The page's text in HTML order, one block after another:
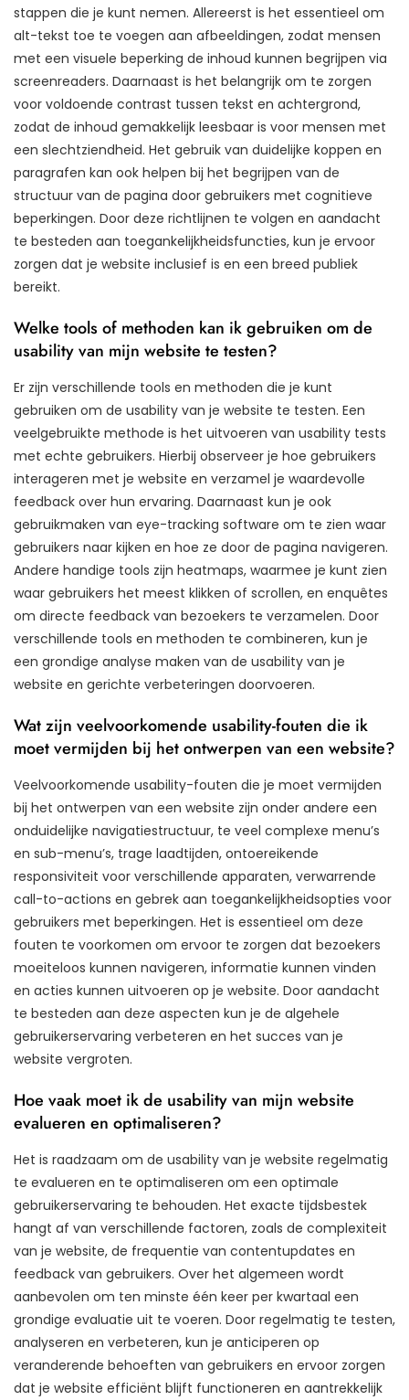
stappen die je kunt nemen. Allereerst is het essentieel om
alt-tekst toe te voegen aan afbeeldingen, zodat mensen
met een visuele beperking de inhoud kunnen begrijpen via
screenreaders. Daarnaast is het belangrijk om te zorgen
voor voldoende contrast tussen tekst en achtergrond,
zodat de inhoud gemakkelijk leesbaar is voor mensen met
een slechtziendheid. Het gebruik van duidelijke koppen en
paragrafen kan ook helpen bij het begrijpen van de
structuur van de pagina door gebruikers met cognitieve
beperkingen. Door deze richtlijnen te volgen en aandacht
te besteden aan toegankelijkheidsfuncties, kun je ervoor
zorgen dat je website inclusief is en een breed publiek
bereikt.
Welke tools of methoden kan ik gebruiken om de
usability van mijn website te testen?
Er zijn verschillende tools en methoden die je kunt
gebruiken om de usability van je website te testen. Een
veelgebruikte methode is het uitvoeren van usability tests
met echte gebruikers. Hierbij observeer je hoe gebruikers
interageren met je website en verzamel je waardevolle
feedback over hun ervaring. Daarnaast kun je ook
gebruikmaken van eye-tracking software om te zien waar
gebruikers naar kijken en hoe ze door de pagina navigeren.
Andere handige tools zijn heatmaps, waarmee je kunt zien
waar gebruikers het meest klikken of scrollen, en enquêtes
om directe feedback van bezoekers te verzamelen. Door
verschillende tools en methoden te combineren, kun je
een grondige analyse maken van de usability van je
website en gerichte verbeteringen doorvoeren.
Wat zijn veelvoorkomende usability-fouten die ik
moet vermijden bij het ontwerpen van een website?
Veelvoorkomende usability-fouten die je moet vermijden
bij het ontwerpen van een website zijn onder andere een
onduidelijke navigatiestructuur, te veel complexe menu’s
en sub-menu’s, trage laadtijden, ontoereikende
responsiviteit voor verschillende apparaten, verwarrende
call-to-actions en gebrek aan toegankelijkheidsopties voor
gebruikers met beperkingen. Het is essentieel om deze
fouten te voorkomen om ervoor te zorgen dat bezoekers
moeiteloos kunnen navigeren, informatie kunnen vinden
en acties kunnen uitvoeren op je website. Door aandacht
te besteden aan deze aspecten kun je de algehele
gebruikerservaring verbeteren en het succes van je
website vergroten.
Hoe vaak moet ik de usability van mijn website
evalueren en optimaliseren?
Het is raadzaam om de usability van je website regelmatig
te evalueren en te optimaliseren om een optimale
gebruikerservaring te behouden. Het exacte tijdsbestek
hangt af van verschillende factoren, zoals de complexiteit
van je website, de frequentie van contentupdates en
feedback van gebruikers. Over het algemeen wordt
aanbevolen om ten minste één keer per kwartaal een
grondige evaluatie uit te voeren. Door regelmatig te testen,
analyseren en verbeteren, kun je anticiperen op
veranderende behoeften van gebruikers en ervoor zorgen
dat je website efficiënt blijft functioneren en aantrekkelijk